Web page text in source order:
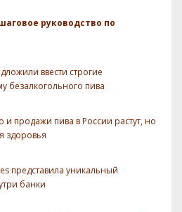
руководство по
ввести строгие
безалкогольного пива
и продажи пива в России растут, но
здоровья
представила уникальный
банки